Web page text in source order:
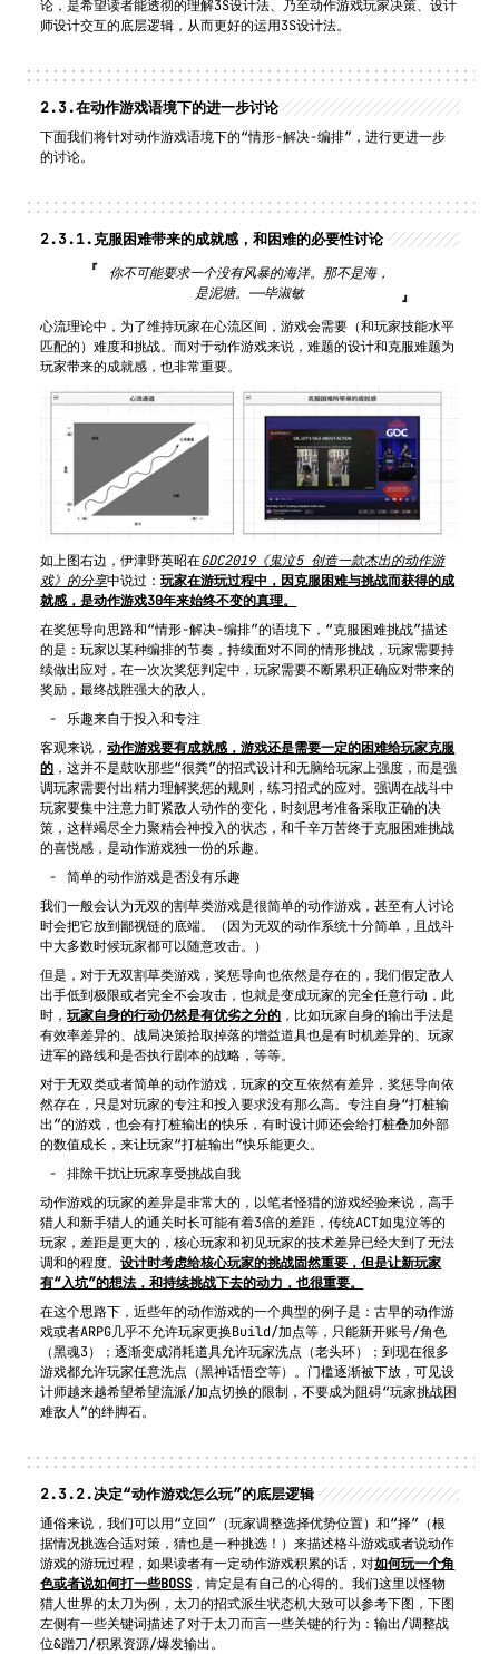
论，是希望读者能透彻的理解3S设计法、乃至动作游戏玩家决策、设计
师设计交互的底层逻辑，从而更好的运用3S设计法。
2.3.在动作游戏语境下的进一步讨论
下面我们将针对动作游戏语境下的“情形-解决-编排”，进行更进一步
的讨论。
2.3.1.克服困难带来的成就感，和困难的必要性讨论
你不可能要求一个没有风暴的海洋。那不是海，
是泥塘。——毕淑敏
心流理论中，为了维持玩家在心流区间，游戏会需要（和玩家技能水平
匹配的）难度和挑战。而对于动作游戏来说，难题的设计和克服难题为
玩家带来的成就感，也非常重要。
如上图右边，伊津野英昭在GDC2019《鬼泣5 创造一款杰出的动作游
戏》的分享中说过：玩家在游玩过程中，因克服困难与挑战而获得的成
就感，是动作游戏30年来始终不变的真理。
在奖惩导向思路和“情形-解决-编排”的语境下，“克服困难挑战”描述
的是：玩家以某种编排的节奏，持续面对不同的情形挑战，玩家需要持
续做出应对，在一次次奖惩判定中，玩家需要不断累积正确应对带来的
奖励，最终战胜强大的敌人。
乐趣来自于投入和专注
客观来说，动作游戏要有成就感，游戏还是需要一定的困难给玩家克服
的 ，这并不是鼓吹那些“很粪”的招式设计和无脑给玩家上强度，而是强
调玩家需要付出精力理解奖惩的规则，练习招式的应对。强调在战斗中
玩家要集中注意力盯紧敌人动作的变化，时刻思考准备采取正确的决
策，这样竭尽全力聚精会神投入的状态，和千辛万苦终于克服困难挑战
的喜悦感，是动作游戏独一份的乐趣。
简单的动作游戏是否没有乐趣
我们一般会认为无双的割草类游戏是很简单的动作游戏，甚至有人讨论
时会把它放到鄙视链的底端。（因为无双的动作系统十分简单，且战斗
中大多数时候玩家都可以随意攻击。）
但是，对于无双割草类游戏，奖惩导向也依然是存在的，我们假定敌人
出手低到极限或者完全不会攻击，也就是变成玩家的完全任意行动，此
时，玩家自身的行动仍然是有优劣之分的 ，比如玩家自身的输出手法是
有效率差异的、战局决策拾取掉落的增益道具也是有时机差异的、玩家
进军的路线和是否执行剧本的战略，等等。
对于无双类或者简单的动作游戏，玩家的交互依然有差异，奖惩导向依
然存在，只是对玩家的专注和投入要求没有那么高。专注自身“打桩输
出”的游戏，也会有打桩输出的快乐，有时设计师还会给打桩叠加外部
的数值成长，来让玩家“打桩输出”快乐能更久。
排除干扰让玩家享受挑战自我
动作游戏的玩家的差异是非常大的，以笔者怪猎的游戏经验来说，高手
猎人和新手猎人的通关时长可能有着3倍的差距，传统ACT如鬼泣等的
玩家，差距是更大的，核心玩家和初见玩家的技术差异已经大到了无法
调和的程度。设计时考虑给核心玩家的挑战固然重要，但是让新玩家
有“入坑”的想法，和持续挑战下去的动力，也很重要。
在这个思路下，近些年的动作游戏的一个典型的例子是：古早的动作游
戏或者ARPG几乎不允许玩家更换Build/加点等，只能新开账号/角色
（黑魂3）；逐渐变成消耗道具允许玩家洗点（老头环）；到现在很多
游戏都允许玩家任意洗点（黑神话悟空等）。门槛逐渐被下放，可见设
计师越来越希望希望流派/加点切换的限制，不要成为阻碍“玩家挑战困
难敌人”的绊脚石。
2.3.2.决定“动作游戏怎么玩”的底层逻辑
通俗来说，我们可以用“立回”（玩家调整选择优势位置）和“择”（根
据情况挑选合适对策，猜也是一种挑选！）来描述格斗游戏或者说动作
游戏的游玩过程，如果读者有一定动作游戏积累的话，对如何玩一个角
色或者说如何打一些BOSS ，肯定是有自己的心得的。我们这里以怪物
猎人世界的太刀为例，太刀的招式派生状态机大致可以参考下图，下图
左侧有一些关键词描述了对于太刀而言一些关键的行为：输出/调整战
位&蹭刀/积累资源/爆发输出。